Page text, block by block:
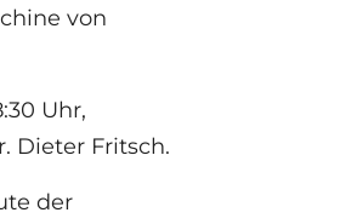
von
Uhr,
Dieter Fritsch.
der